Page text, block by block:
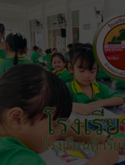
โรงเรี
โรงเรียนดี เ